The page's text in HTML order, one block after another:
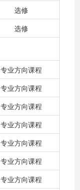
选修
选修
专业方向课程
专业方向课程
专业方向课程
专业方向课程
专业方向课程
专业方向课程
专业方向课程